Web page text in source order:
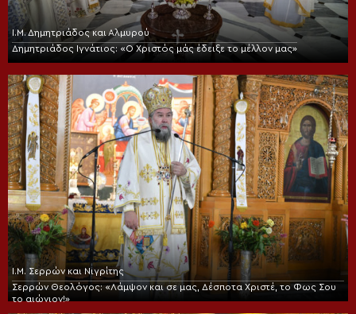
Ι.Μ. Δημητριάδος και Αλμυρού
Δημητριάδος Ιγνάτιος: «Ο Χριστός μάς έδειξε το μέλλον μας»
Ι.Μ. Σερρών και Νιγρίτης
Σερρών Θεολόγος: «Λάμψον και σε μας, Δέσποτα Χριστέ, το Φως Σου
το αιώνιον!»